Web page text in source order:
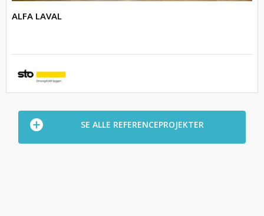
ALFA LAVAL
SE ALLE REFERENCEPROJEKTER